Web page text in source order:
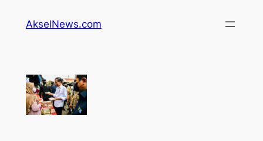
AkselNews.com